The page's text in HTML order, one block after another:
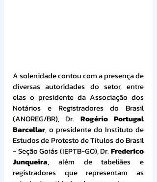
A solenidade contou com a presença de
diversas autoridades do setor, entre
elas o presidente da Associação dos
Notários e Registradores do Brasil
(ANOREG/BR), Dr. Rogério Portugal
Barcellar, o presidente do Instituto de
Estudos de Protesto de Títulos do Brasil
- Seção Goiás (IEPTB-GO), Dr. Frederico
Junqueira, além de tabeliães e
registradores que representam as